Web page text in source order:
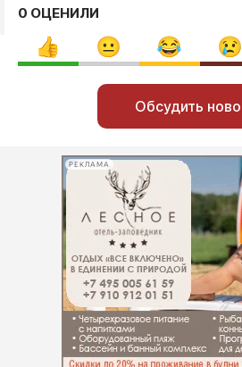
0 ОЦЕНИЛИ
Обсудить
РЕКЛАМА